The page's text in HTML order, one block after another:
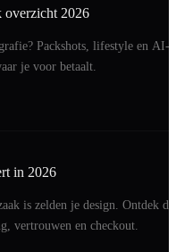
overzicht 2026
Packshots, lifestyle en AI-
je voor betaalt.
in 2026
is zelden je design. Ontdek de
vertrouwen en checkout.